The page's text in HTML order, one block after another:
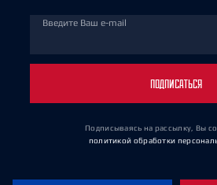
Введите Ваш e-mail
ПОДПИСАТЬСЯ
Подписываясь на рассылку, Вы
политикой обработки